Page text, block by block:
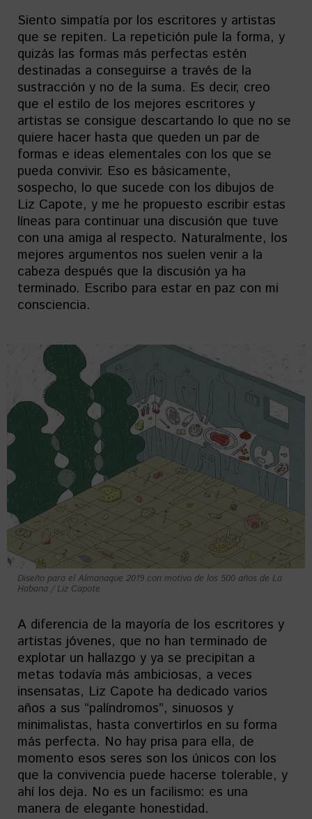
Siento simpatía por los escritores y artistas
que se repiten. La repetición pule la forma, y
quizás las formas más perfectas estén
destinadas a conseguirse a través de la
sustracción y no de la suma. Es decir, creo
que el estilo de los mejores escritores y
artistas se consigue descartando lo que no se
quiere hacer hasta que queden un par de
formas e ideas elementales con los que se
pueda convivir. Eso es básicamente,
sospecho, lo que sucede con los dibujos de
Liz Capote, y me he propuesto escribir estas
líneas para continuar una discusión que tuve
con una amiga al respecto. Naturalmente, los
mejores argumentos nos suelen venir a la
cabeza después que la discusión ya ha
terminado. Escribo para estar en paz con mi
consciencia.
Diseño para el Almanaque 2019 con motivo de los 500 años de La
Habana / Liz Capote
A diferencia de la mayoría de los escritores y
artistas jóvenes, que no han terminado de
explotar un hallazgo y ya se precipitan a
metas todavía más ambiciosas, a veces
insensatas, Liz Capote ha dedicado varios
años a sus “palíndromos”, sinuosos y
minimalistas, hasta convertirlos en su forma
más perfecta. No hay prisa para ella, de
momento esos seres son los únicos con los
que la convivencia puede hacerse tolerable, y
ahí los deja. No es un facilismo: es una
manera de elegante honestidad.